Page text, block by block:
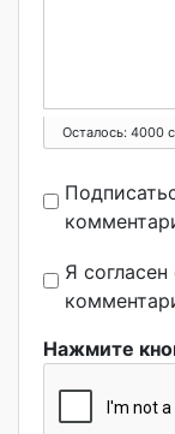
Осталось: 4000
Я
Нажмите